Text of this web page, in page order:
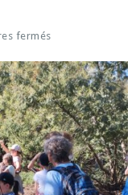
fermés
r
I
M
G
_
2
0
2